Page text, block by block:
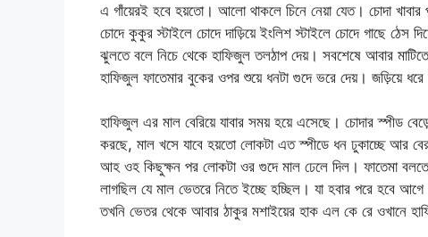
এ গাঁয়েরই হবে হয়তো। আলো থাকলে চিনে নেয়া যেত। চোদা খাবার
চোদে কুকুর স্টাইলে চোদে দাড়িয়ে ইংলিশ স্টাইলে চোদে গাছে ঠেস
ঝুলতে বলে নিচে থেকে হাফিজুল তলঠাপ দেয়। সবশেষে আবার
হাফিজুল ফাতেমার বুকের ওপর শুয়ে ধনটা গুদে ভরে দেয়। জড়িয়ে ধরে
হাফিজুল এর মাল বেরিয়ে যাবার সময় হয়ে এসেছে। চোদার
করছে, মাল খসে যাবে হয়তো লোকটা এত স্পীডে ধন ঢুকাচ্ছে আর
আহ ওহ কিছুক্ষন পর লোকটা ওর গুদে মাল ঢেলে দিল। ফাতেমা বলতে
লাগছিল যে মাল ভেতরে নিতে ইচ্ছে হচ্ছিল। যা হবার পরে হবে
তখনি ভেতর থেকে আবার ঠাকুর মশাইয়ের হাক এল কে রে ওখানে